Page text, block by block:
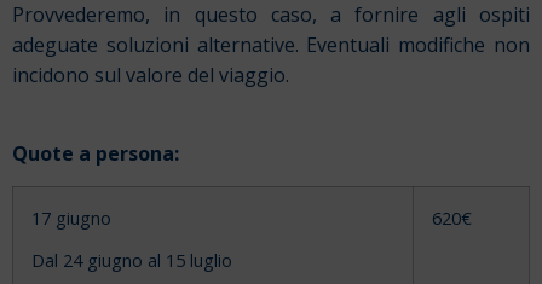
Provvederemo, in questo caso, a fornire agli ospiti
adeguate soluzioni alternative. Eventuali modifiche non
incidono sul valore del viaggio.
Quote a persona:
17 giugno
Dal 24 giugno al 15 luglio
620€